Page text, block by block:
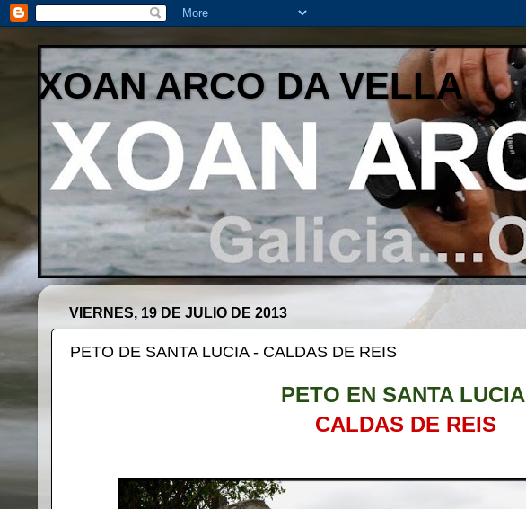
XOAN ARCO DA VELLA
VIERNES, 19 DE JULIO DE 2013
PETO DE SANTA LUCIA - CALDAS DE REIS
PETO EN SANTA LUCIA
CALDAS DE REIS